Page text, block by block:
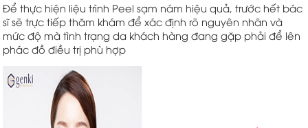
Để thực hiện liệu trình Peel sạm nám hiệu quả, trước hết bác
sĩ sẽ trực tiếp thăm khám để xác định rõ nguyên nhân và
mức độ mà tình trạng da khách hàng đang gặp phải để lên
phác đồ điều trị phù hợp